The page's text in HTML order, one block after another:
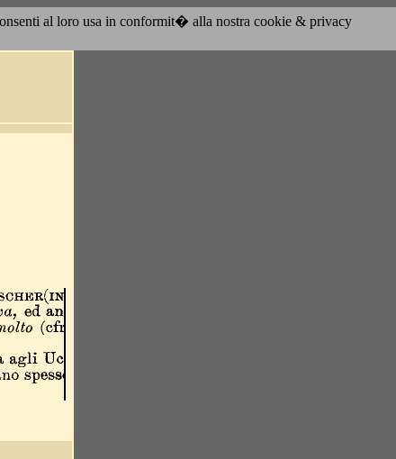
al loro usa in conformit� alla nostra cookie & privacy